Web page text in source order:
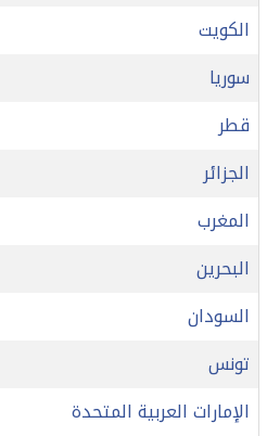
الكويت
سوريا
قطر
الجزائر
المغرب
البحرين
السودان
تونس
الإمارات العربية المتحدة